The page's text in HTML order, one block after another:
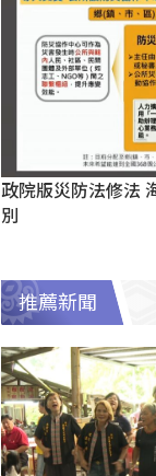
政院版災防法修法
別
推薦新聞